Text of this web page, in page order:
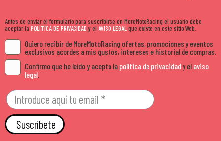
Antes de enviar el formulario para suscribirse en MoreMotoRacing el usuario debe
aceptar la POLÍTICA DE PRIVACIDADy el AVISO LEGALque existe en este sitio Web.
Quiero recibir de MoreMotoRacing ofertas, promociones y eventos
exclusivos acordes a mis gustos, intereses e historial de compras.
Confirmo que he leído y acepto la política de privacidady el aviso
legal
Suscríbete